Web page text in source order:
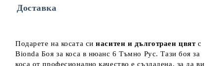
Ние ще се свържем с вас в рамките на работния ден.
Доставка
Подарете на косата синаситен и дълготраен цвятс
Bionda Боя за коса в нюанс 6 Тъмно Рус. Тази боя за
коса от професионално качество е създадена, за да ви